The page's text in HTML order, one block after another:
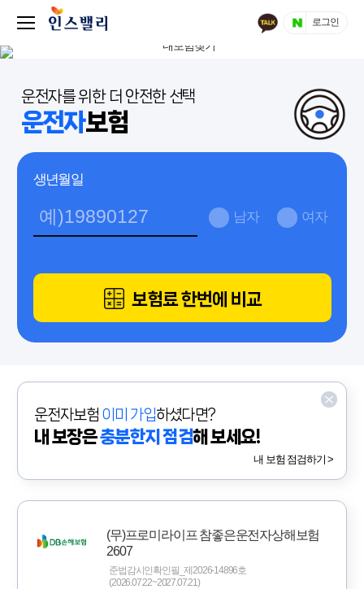
로그인
운전자를 위한 더 안전한 선택
운전자보험
생년월일
남자 여자
보험료 한번에 비교
운전자보험 이미 가입하셨다면?
내 보장은충분한지 점검해 보세요!
내 보험 점검하기 >
(무)프로미라이프 참좋은운전자상해보험
2607
준법감시인확인필_제2026-14896호
(2026.07.22~2027.07.21)